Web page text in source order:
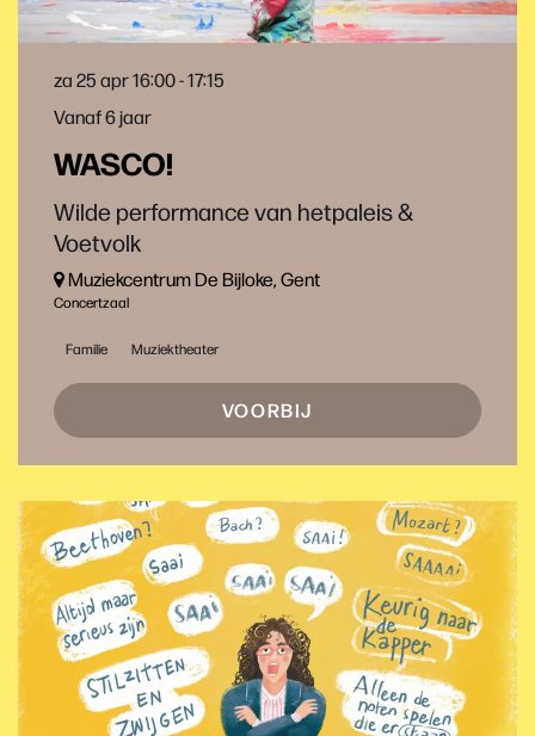
WASCO!
Wilde performance van hetpaleis &
Voetvolk
Vanaf 6 jaar
za 25 apr16:00 - 17:15
Muziekcentrum De Bijloke, Gent
Concertzaal
Familie Muziektheater
VOORBIJ